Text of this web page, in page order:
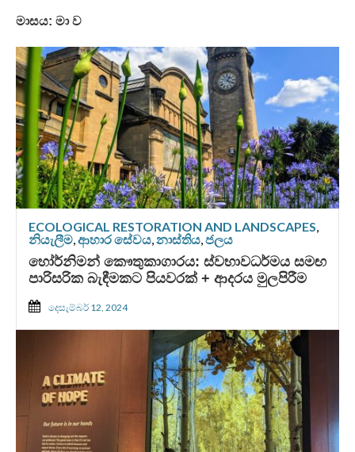
මාසය: මා ව
ECOLOGICAL RESTORATION AND LANDSCAPES,
නියැලීම,ආහාර සේවය,නාස්තිය,ජලය
හෝර්නිමන් කෞතුකාගාරය: ස්වභාවධර්මය සමඟ
පාරිසරික බැඳීමකට පියවරක් + ආදරය මුලපිරීම
දෙසැම්බර් 12, 2024